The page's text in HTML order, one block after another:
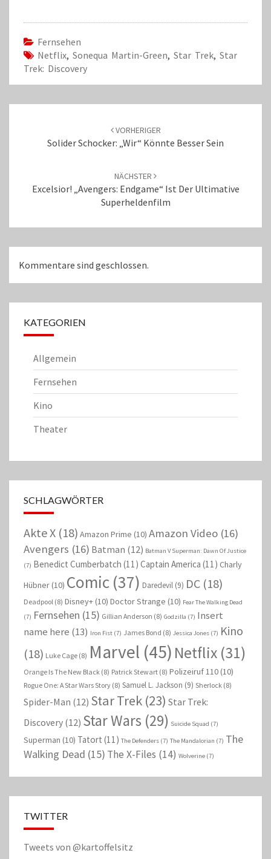
Fernsehen
Netflix, Sonequa Martin-Green, Star Trek, Star
Trek: Discovery
VORHERIGER
Solider Schocker: „Wir“ Könnte Besser Sein
NÄCHSTER
Excelsior! „Avengers: Endgame“ Ist Der Ultimative
Superheldenfilm
Kommentare sind geschlossen.
KATEGORIEN
Allgemein
Fernsehen
Kino
Theater
SCHLAGWÖRTER
Akte X (18) Amazon Prime (10) Amazon Video (16)
Avengers (16) Batman (12) Batman V Superman: Dawn Of Justice
(7) Benedict Cumberbatch (11) Captain America (11) Charly
Hübner (10) Comic (37) Daredevil (9) DC (18)
Deadpool (8) Disney+ (10) Doctor Strange (10) Fear The Walking Dead
(7) Fernsehen (15) Gillian Anderson (8) Godzilla (7) Insert
name here (13) Iron Fist (7) James Bond (8) Jessica Jones (7) Kino
(18) Luke Cage (8) Marvel (45) Netflix (31)
Orange Is The New Black (8) Patrick Stewart (8) Polizeiruf 110 (10)
Rogue One: A Star Wars Story (8) Samuel L. Jackson (9) Sherlock (8)
Spider-Man (12) Star Trek (23) Star Trek:
Discovery (12) Star Wars (29) Suicide Squad (7)
Superman (10) Tatort (11) The Defenders (7) The Mandalorian (7) The
Walking Dead (15) The X-Files (14) Wolverine (7)
TWITTER
Tweets von @kartoffelsitz